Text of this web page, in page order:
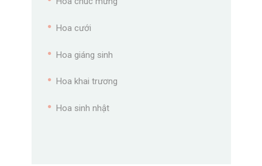
Hoa cưới
Hoa giáng sinh
Hoa khai trương
Hoa sinh nhật